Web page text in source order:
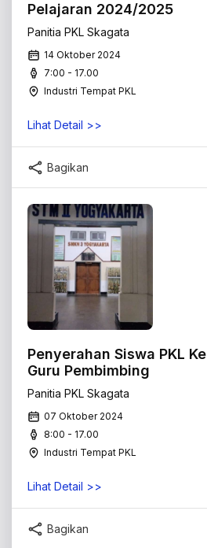
Pelajaran 2024/2025
Panitia PKL Skagata
14 Oktober 2024
7:00 - 17.00
Industri Tempat PKL
Lihat Detail >>
Bagikan
Penyerahan Siswa PKL
Guru Pembimbing
Panitia PKL Skagata
07 Oktober 2024
8:00 - 17.00
Industri Tempat PKL
Lihat Detail >>
Bagikan